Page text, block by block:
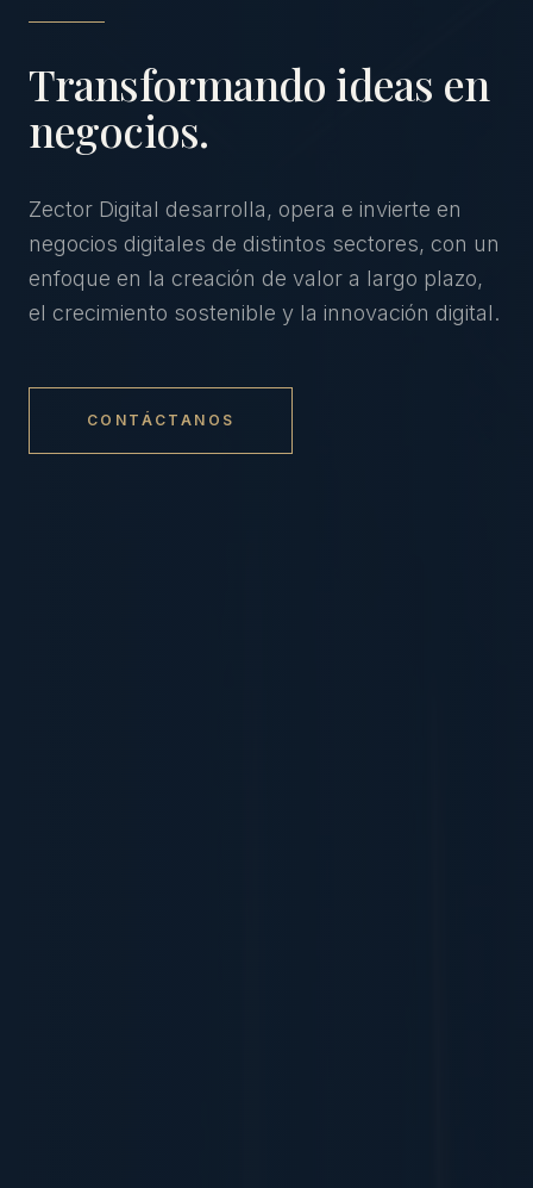
Transformando ideas en
negocios.
Zector Digital desarrolla, opera e invierte en
negocios digitales de distintos sectores, con un
enfoque en la creación de valor a largo plazo,
el crecimiento sostenible y la innovación digital.
CONTÁCTANOS